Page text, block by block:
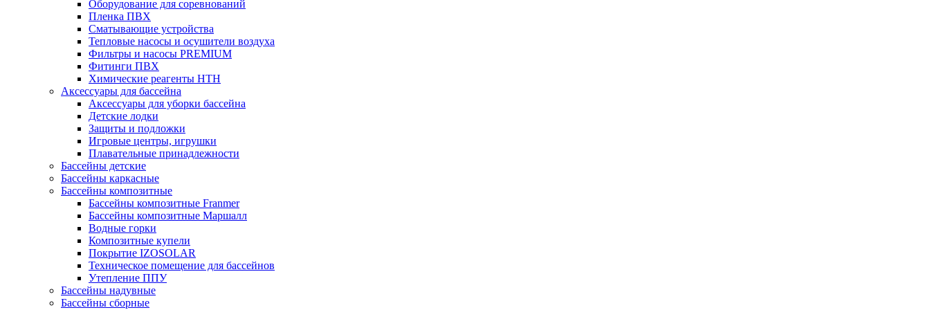
Оборудование для соревнований
Пленка ПВХ
Сматывающие устройства
Тепловые насосы и осушители воздуха
Фильтры и насосы PREMIUM
Фитинги ПВХ
Химические реагенты HTH
Аксессуары для бассейна
Аксессуары для уборки бассейна
Детские лодки
Защиты и подложки
Игровые центры, игрушки
Плавательные принадлежности
Бассейны детские
Бассейны каркасные
Бассейны композитные
Бассейны композитные Franmer
Бассейны композитные Маршалл
Водные горки
Композитные купели
Покрытие IZOSOLAR
Техническое помещение для бассейнов
Утепление ППУ
Бассейны надувные
Бассейны сборные